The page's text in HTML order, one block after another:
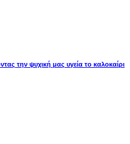
την ψυχική μας υγεία το καλοκαίρι